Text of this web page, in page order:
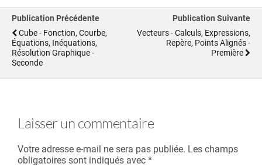
Publication Précédente
Cube - Fonction, Courbe,
Équations, Inéquations,
Résolution Graphique -
Seconde
Publication Suivante
Vecteurs - Calculs, Expressions,
Repère, Points Alignés -
Première
Laisser un commentaire
Votre adresse e-mail ne sera pas publiée. Les champs
obligatoires sont indiqués avec *